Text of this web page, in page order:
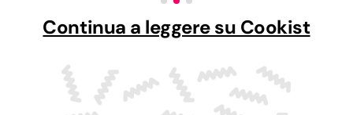
Continua a leggere su Cookist